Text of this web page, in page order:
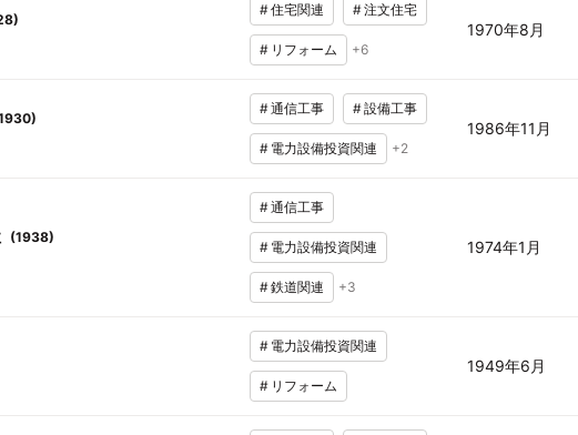
)
#住宅関連 #注文住宅
# リフォーム +6
1970年8月
)
#通信工事 #設備工事
# 電力設備投資関連 +2
1986年11月
(1938)
#通信工事
# 電力設備投資関連
#鉄道関連 +3
1974年1月
# 電力設備投資関連
# リフォーム
1949年6月